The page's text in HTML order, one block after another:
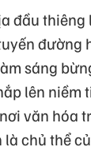
đầu thiêng
đường
sáng
lên niềm
văn hóa
chủ thể